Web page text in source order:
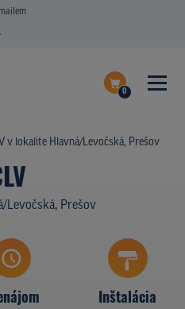
0
Dokončiť dopyt
nosiče na mape
NOSIČOV
V AKCII
v lokalite Hlavná/Levočská, Prešov
Levočská, Prešov
Inštalácia